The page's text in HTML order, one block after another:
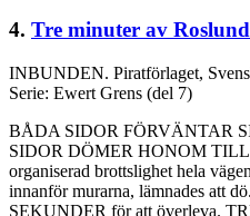
4. Tre minuter av
INBUNDEN. Piratförlaget,
Serie: Ewert Grens (del 7)
BÅDA SIDOR FÖRVÄNTAR
SIDOR DÖMER HONOM
organiserad brottslighet hela
innanför murarna, lämnades att
SEKUNDER för att överleva.